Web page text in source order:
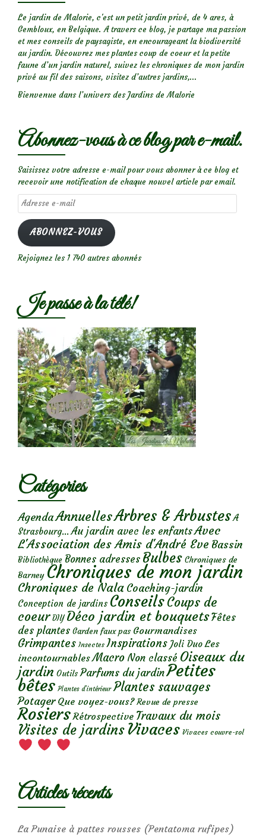
Le jardin de Malorie, c'est un petit jardin privé, de 4 ares, à
Gembloux, en Belgique. A travers ce blog, je partage ma passion
et mes conseils de paysagiste, en encourageant la biodiversité
au jardin. Découvrez mes plantes coup de coeur et la petite
faune d’un jardin naturel, suivez les chroniques de mon jardin
privé au fil des saisons, visitez d’autres jardins,...
Bienvenue dans l’univers des Jardins de Malorie
Abonnez-vous à ce blog par e-mail.
Saisissez votre adresse e-mail pour vous abonner à ce blog et
recevoir une notification de chaque nouvel article par email.
Adresse
e-
mail
ABONNEZ-VOUS
Rejoignez les 1 740 autres abonnés
Je passe à la télé!
Catégories
AgendaAnnuellesArbres & Arbustes A
Strasbourg... Au jardin avec les enfantsAvec
L'Association des Amis d'André Eve Bassin
Bibliothèque Bonnes adresses Bulbes Chroniques de
Barney Chroniques de mon jardin
Chroniques de Nala Coaching-jardin
Conception de jardins ConseilsCoups de
coeur DIY Déco jardin et bouquetsFêtes
des plantes Garden faux pas Gourmandises
Grimpantes Insectes Inspirations Joli Duo Les
incontournables Macro Non classé Oiseaux du
jardin Outils Parfums du jardinPetites
bêtes Plantes d’intérieur Plantes sauvages
Potager Que voyez-vous? Revue de presse
Rosiers Rétrospective Travaux du mois
Visites de jardins Vivaces Vivaces couvre-sol
Articles récents
La Punaise à pattes rousses (Pentatoma rufipes)